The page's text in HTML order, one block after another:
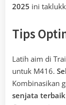
2025 ini
Tips
Latih aim di
untuk M416.
Kombinasikan
senjata terbaik